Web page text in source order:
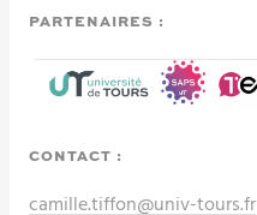
PARTENAIRES :
CONTACT :
camille.tiffon@univ-tours.fr